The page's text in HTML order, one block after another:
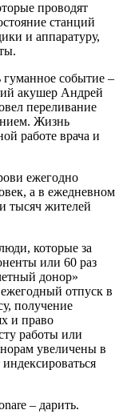
проводят
станций
и аппаратуру,
событие –
акушер Андрей
переливание
Жизнь
работе врача и
ежегодно
а в ежедневном
тысяч жителей
которые за
или 60 раз
донор»
отпуск в
получение
и право
работы или
увеличены в
– дарить.